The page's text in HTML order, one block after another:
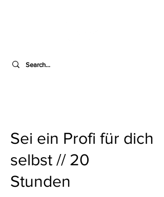
Sei ein Profi für dich
selbst // 20
Stunden